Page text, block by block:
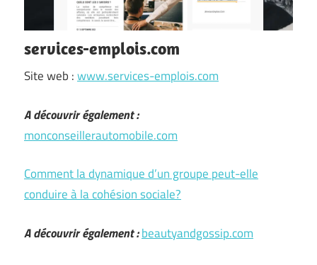
services-emplois.com
Site web :www.services-emplois.com
A découvrir également :
monconseillerautomobile.com
Comment la dynamique d’un groupe peut-elle
conduire à la cohésion sociale?
A découvrir également :beautyandgossip.com